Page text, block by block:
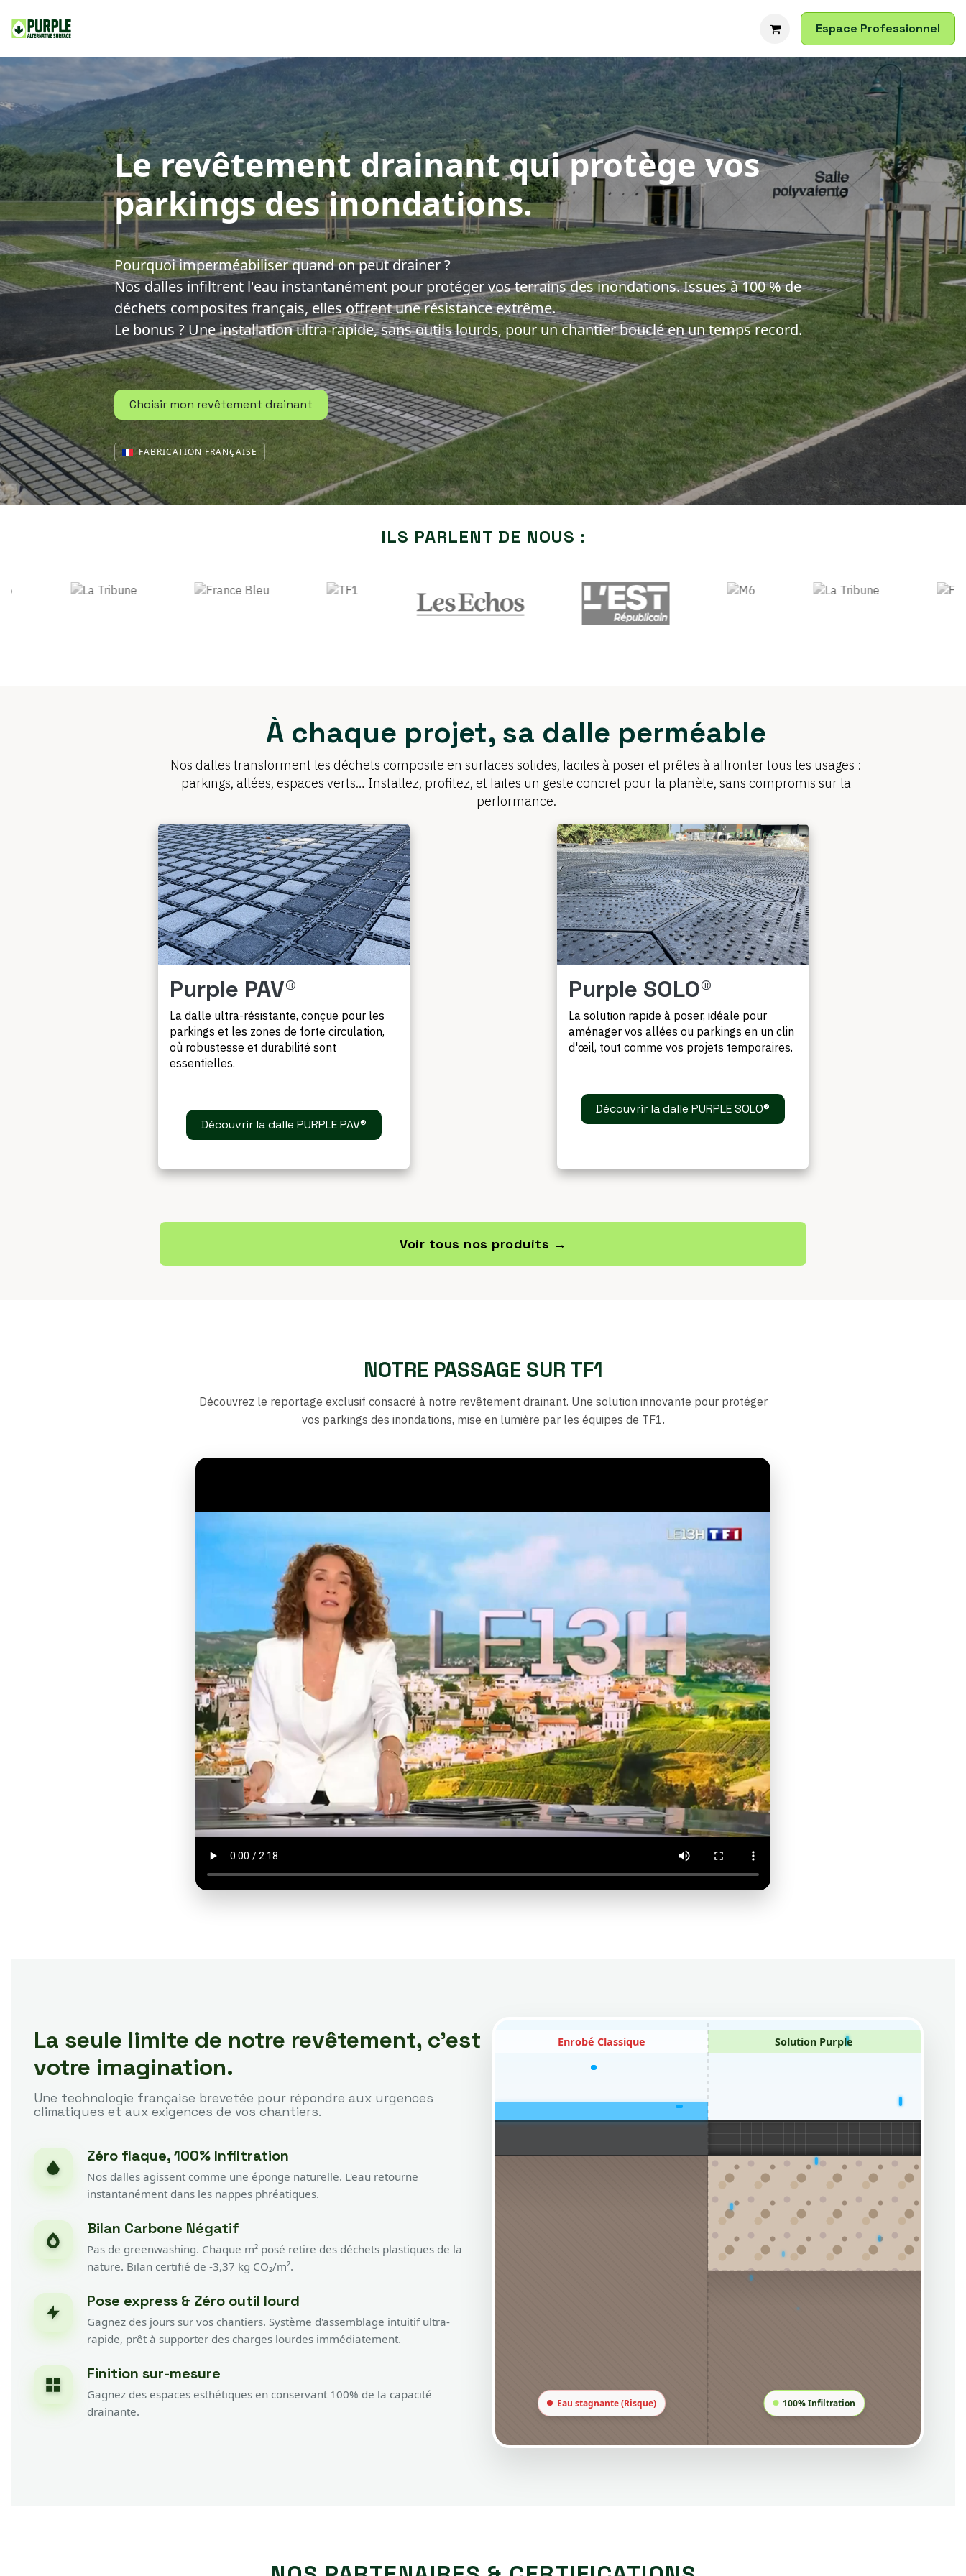
Contactez-nous Nous rejoindre
Espace Professionnel
Le revêtement drainant qui protège vos
parkings des inondations.
Pourquoi imperméabiliser quand on peut drainer ?
Nos dalles infiltrent l'eau instantanément pour protéger vos terrains des inondations. Issues à 100 % de
déchets composites français, elles offrent une résistance extrême.
Le bonus ? Une installation ultra-rapide, sans outils lourds, pour un chantier bouclé en un temps record.
Choisir mon revêtement drainant
FABRICATION FRANÇAISE
ILS PARLENT DE NOUS :
À chaque projet, sa dalle perméable
Nos dalles transforment les déchets composite en surfaces solides, faciles à poser et prêtes à affronter tous les usages :
parkings, allées, espaces verts… Installez, profitez, et faites un geste concret pour la planète, sans compromis sur la
performance.
Purple PAV®
La dalle ultra-résistante, conçue pour les
parkings et les zones de forte circulation,
où robustesse et durabilité sont
essentielles.
Découvrir la dalle PURPLE PAV®
Purple SOLO®
La solution rapide à poser, idéale pour
aménager vos allées ou parkings en un clin
d'œil, tout comme vos projets temporaires.
Découvrir la dalle PURPLE SOLO®
Voir tous nos produits →
NOTRE PASSAGE SUR TF1
Découvrez le reportage exclusif consacré à notre revêtement drainant. Une solution innovante pour protéger
vos parkings des inondations, mise en lumière par les équipes de TF1.
La seule limite de notre revêtement, c'est
votre imagination.
Une technologie française brevetée pour répondre aux urgences
climatiques et aux exigences de vos chantiers.
Zéro flaque, 100% Infiltration
Nos dalles agissent comme une éponge naturelle. L'eau retourne
instantanément dans les nappes phréatiques.
Bilan Carbone Négatif
Pas de greenwashing. Chaque m² posé retire des déchets plastiques de la
nature. Bilan certifié de -3,37 kg CO₂/m².
Pose express & Zéro outil lourd
Gagnez des jours sur vos chantiers. Système d'assemblage intuitif ultra-
rapide, prêt à supporter des charges lourdes immédiatement.
Finition sur-mesure
Gagnez des espaces esthétiques en conservant 100% de la capacité
drainante.
Enrobé Classique
Eau stagnante (Risque)
Solution Purple
100% Infiltration